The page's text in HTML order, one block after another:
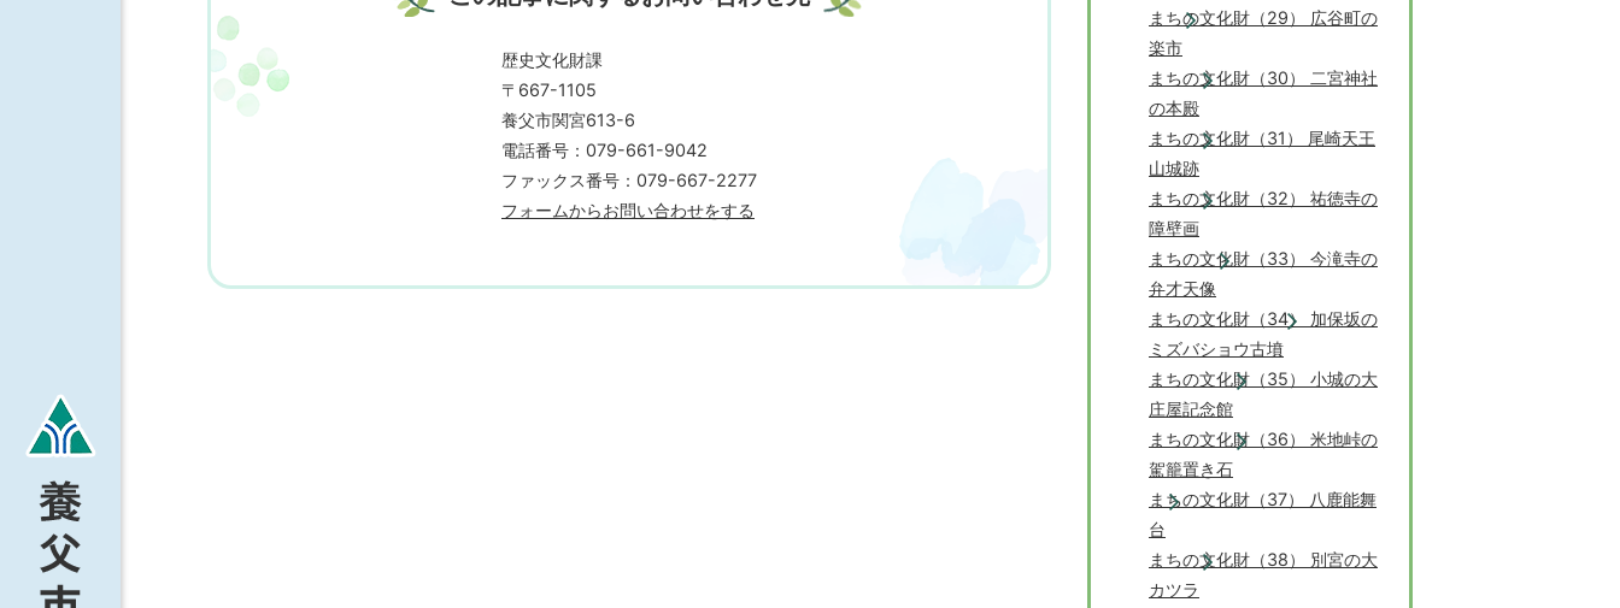
歴史文化財課
〒667-1105
養父市関宮613-6
電話番号：079-661-9042
ファックス番号：079-667-2277
フォームからお問い合わせをする
まちの文化財（29） 広谷町の
楽市
まちの文化財（30） 二宮神社
の本殿
まちの文化財（31） 尾崎天王
山城跡
まちの文化財（32） 祐徳寺の
障壁画
まちの文化財（33） 今滝寺の
弁才天像
まちの文化財（34） 加保坂の
ミズバショウ古墳
まちの文化財（35） 小城の大
庄屋記念館
まちの文化財（36） 米地峠の
駕籠置き石
まちの文化財（37） 八鹿能舞
台
まちの文化財（38） 別宮の大
カツラ